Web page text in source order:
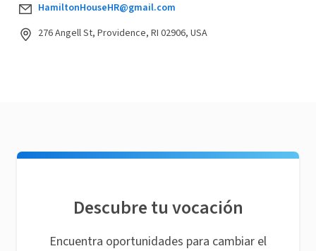
HamiltonHouseHR@gmail.com
276 Angell St, Providence, RI 02906, USA
Descubre tu vocación
Encuentra oportunidades para cambiar el